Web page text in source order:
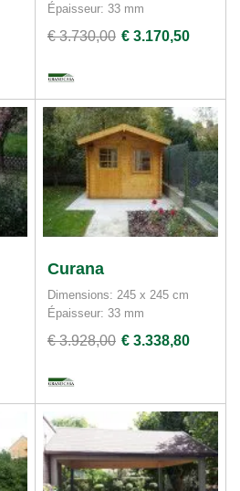
Épaisseur: 33 mm
€ 3.730,00 € 3.170,50
Curana
Dimensions: 245 x 245 cm
Épaisseur: 33 mm
€ 3.928,00 € 3.338,80